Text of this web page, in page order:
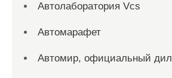
Автолаборатория Vcs
Автомарафет
Автомир, официальный